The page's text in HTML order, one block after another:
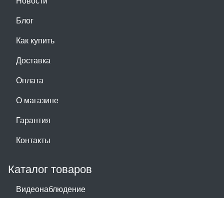
Блог
Как купить
Доставка
Оплата
О магазине
Гарантия
Контакты
Каталог товаров
Видеонаблюдение